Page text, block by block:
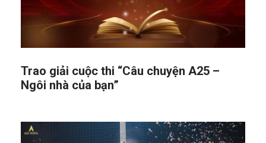
Trao giải cuộc thi “Câu chuyện A25 –
Ngôi nhà của bạn”